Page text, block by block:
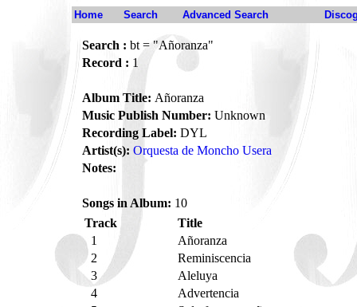
Home Search Advanced Search
Search : bt = "Añoranza"
Record : 1
Album Title: Añoranza
Music Publish Number: Unknown
Recording Label: DYL
Artist(s): Orquesta de Moncho Usera
Notes:
Songs in Album: 10
Track
Title
1
Añoranza
2
Reminiscencia
3
Aleluya
4
Advertencia